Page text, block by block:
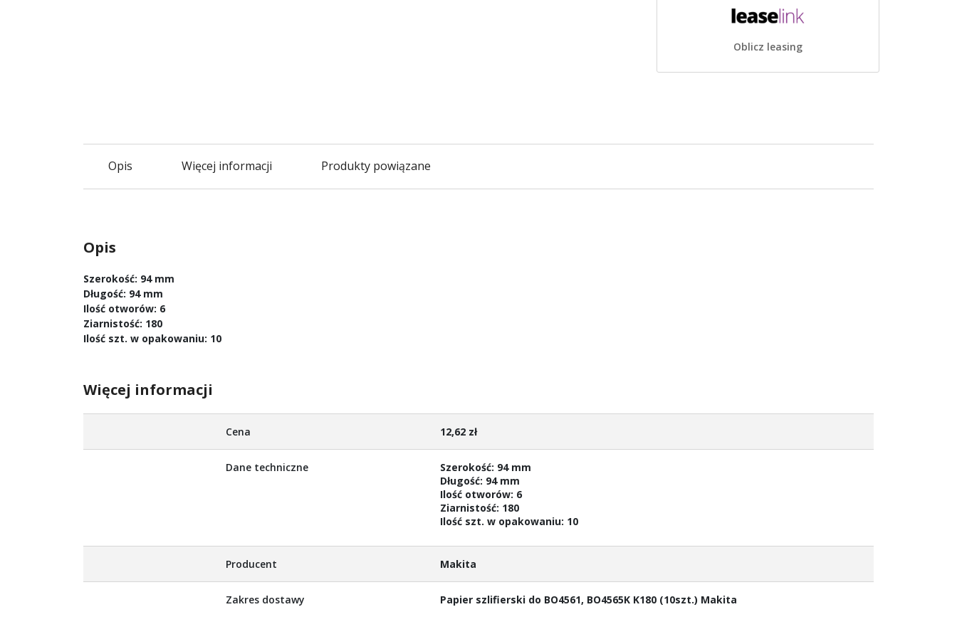
Oblicz leasing
Opis Więcej informacji Produkty powiązane
Opis
Szerokość: 94 mm
Długość: 94 mm
Ilość otworów: 6
Ziarnistość: 180
Ilość szt. w opakowaniu: 10
Więcej informacji
Cena 12,62 zł
Dane techniczne
Szerokość: 94 mm
Długość: 94 mm
Ilość otworów: 6
Ziarnistość: 180
Ilość szt. w opakowaniu: 10
Producent Makita
Zakres dostawy Papier szlifierski do BO4561, BO4565K K180 (10szt.) Makita